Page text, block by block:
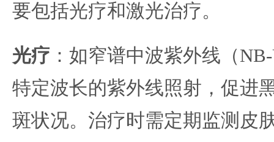
要包括光疗和激光治疗。
光疗 ：如窄谱中波紫外线（
特定波长的紫外线照射，促进
斑状况。治疗时需定期监测皮